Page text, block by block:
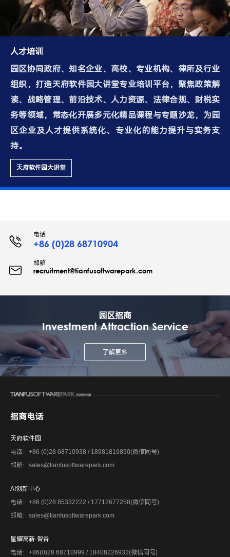
人才培训
园区协同政府、知名企业、高校、专业机构、律所及行业
组织，打造天府软件园大讲堂专业培训平台，聚焦政策解
读、战略管理、前沿技术、人力资源、法律合规、财税实
务等领域，常态化开展多元化精品课程与专题沙龙，为园
区企业及人才提供系统化、专业化的能力提升与实务支
持。
天府软件园大讲堂
电话
+86 (0)28 68710904
邮箱
recruitment@tianfusoftwarepark.com
园区招商
Investment Attraction Service
了解更多
招商电话
天府软件园
电话：+86 (0)28 68710938 / 18981819890(微信同号)
邮箱：sales@tianfusoftwarepark.com
AI创新中心
电话：+86 (0)28 85332222 / 17712677258(微信同号)
邮箱：sales@tianfusoftwarepark.com
星耀高新·智谷
电话：+86(0)28 68710999 / 18408226932(微信同号)